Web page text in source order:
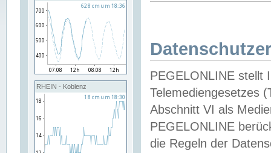
RHEIN - Koblenz
PEGELONLINE stellt
Telemediengesetzes
Abschnitt VI als
PEGELONLINE
die Regeln der